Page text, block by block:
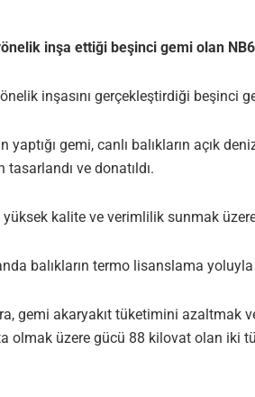
inşa ettiği beşinci gemi olan
inşasını gerçekleştirdiği beşinci
yaptığı gemi, canlı balıkların
ve donatıldı.
yüksek kalite ve verimlilik sunmak
balıkların termo lisanslama
gemi akaryakıt tüketimini
olmak üzere gücü 88 kilovat olan iki